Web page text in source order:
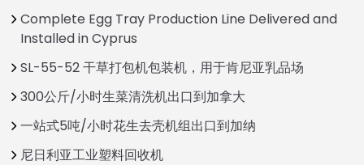
Complete Egg Tray Production Line Delivered and
Installed in Cyprus
SL-55-52 干草打包机包装机，用于肯尼亚乳品场
300公斤/小时生菜清洗机出口到加拿大
一站式5吨/小时花生去壳机组出口到加纳
尼日利亚工业塑料回收机